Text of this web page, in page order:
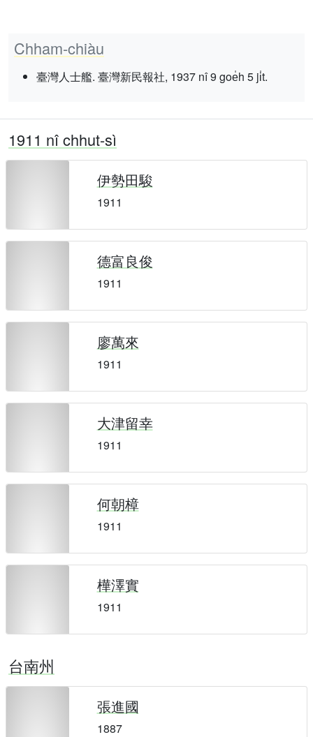
Chham-chiàu
臺灣人士艦. 臺灣新民報社, 1937 nî 9 goe̍h 5 ji̍t.
1911 nî chhut-sì
伊勢田駿
1911
德富良俊
1911
廖萬來
1911
大津留幸
1911
何朝樟
1911
樺澤實
1911
台南州
張進國
1887